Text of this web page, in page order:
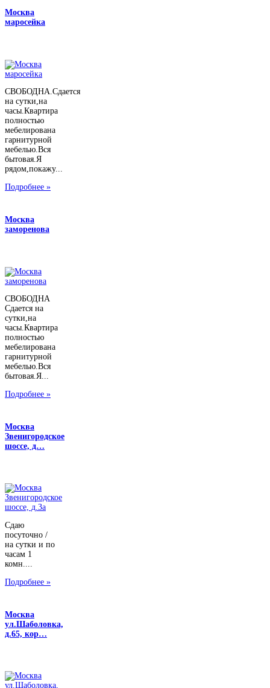
Москва
маросейка
СВОБОДНА.Сдается
на сутки,на
часы.Квартира
полностью
мебелирована
гарнитурной
мебелью.Вся
бытовая.Я
рядом,покажу...
Подробнее »
Москва
заморенова
СВОБОДНА
Сдается на
сутки,на
часы.Квартира
полностью
мебелирована
гарнитурной
мебелью.Вся
бытовая.Я...
Подробнее »
Москва
Звенигородское
шоссе, д…
Сдаю
посуточно /
на сутки и по
часам 1
комн....
Подробнее »
Москва
ул.Шаболовка,
д.65, кор…